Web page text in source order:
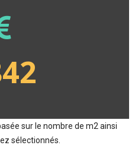
sur le nombre de m2 ainsi
sélectionnés.